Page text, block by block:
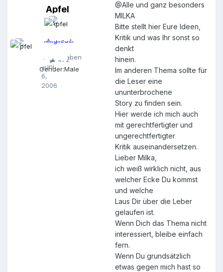
A
p
f
Geschrieben
Juni
6,
2006
Apfel
Mitglieder
472
Gender:Male
@Alle und ganz besonders
MILKA
Bitte stellt hier Eure Ideen,
Kritik und was Ihr sonst so
denkt
hinein.
Im anderen Thema sollte für
die Leser eine
ununterbrochene
Story zu finden sein.
Hier werde ich mich auch
mit gerechtfertigter und
ungerechtfertigter
Kritik auseinandersetzen.
Lieber Milka,
ich weiß wirklich nicht, aus
welcher Ecke Du kommst
und welche
Laus Dir über die Leber
gelaufen ist.
Wenn Dich das Thema nicht
interessiert, bleibe einfach
fern.
Wenn Du grundsätzlich
etwas gegen mich hast so